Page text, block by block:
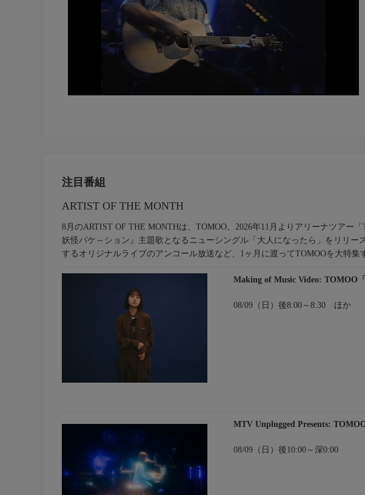
注目番組
ARTIST OF THE MONTH
8月のARTIST OF THE MONTHは、TOMOO。2026年11月よりアリーナツアー
妖怪バケ～ション』主題歌となるニューシングル「大人になったら」をリリ
するオリジナルライブのアンコール放送など、1ヶ月に渡ってTOMOOを大特集
Making of Music Video: TOMOO
08/09（日）後8:00～8:30 ほか
MTV Unplugged Presents:
08/09（日）後10:00～深0:00